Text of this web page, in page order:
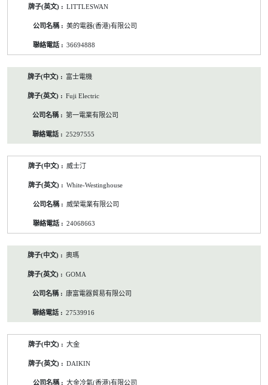
LITTLESWAN
美的電器(香港)有限公司
36694888
富士電機
Fuji Electric
第一電業有限公司
25297555
威士汀
White-Westinghouse
威榮電業有限公司
24068663
奧瑪
GOMA
康富電器貿易有限公司
27539916
大金
DAIKIN
大金冷氣(香港)有限公司